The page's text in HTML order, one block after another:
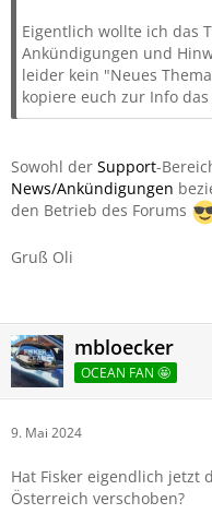
Eigentlich wollte ich das
Ankündigungen und
leider kein "Neues
kopiere euch zur Info
Sowohl der Support-
News/Ankündigungen
den Betrieb des Forums
Gruß Oli
mbloecker
OCEAN FAN 🤩
9. Mai 2024
Hat Fisker eigendlich jetzt
Österreich verschoben?